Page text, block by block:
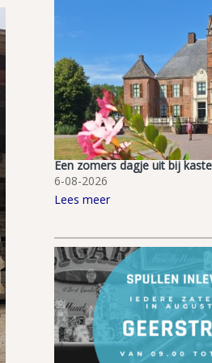
Een zomers dagje uit bij
6-08-2026
Lees meer